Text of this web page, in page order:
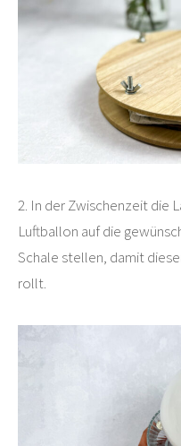
2. In der Zwischenzeit die
Luftballon auf die
Schale stellen, damit
rollt.